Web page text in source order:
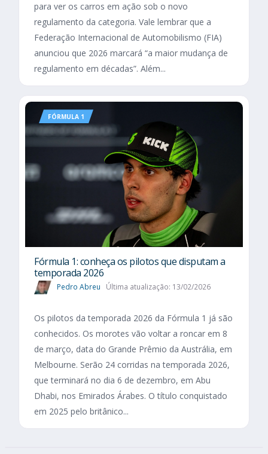
para ver os carros em ação sob o novo
regulamento da categoria. Vale lembrar que a
Federação Internacional de Automobilismo (FIA)
anunciou que 2026 marcará “a maior mudança de
regulamento em décadas”. Além...
FÓRMULA 1
Fórmula 1: conheça os pilotos que disputam a
temporada 2026
Pedro Abreu Última atualização: 13/02/2026
Os pilotos da temporada 2026 da Fórmula 1 já são
conhecidos. Os morotes vão voltar a roncar em 8
de março, data do Grande Prêmio da Austrália, em
Melbourne. Serão 24 corridas na temporada 2026,
que terminará no dia 6 de dezembro, em Abu
Dhabi, nos Emirados Árabes. O título conquistado
em 2025 pelo britânico...